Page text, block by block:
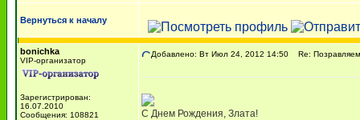
Вернуться к началу
bonichka
VIP-организатор
Зарегистрирован:
16.07.2010
Сообщения: 108821
Добавлено: Вт Июл 24, 2012 14:50 Re: Позравляем
С Днем Рождения, Злата!